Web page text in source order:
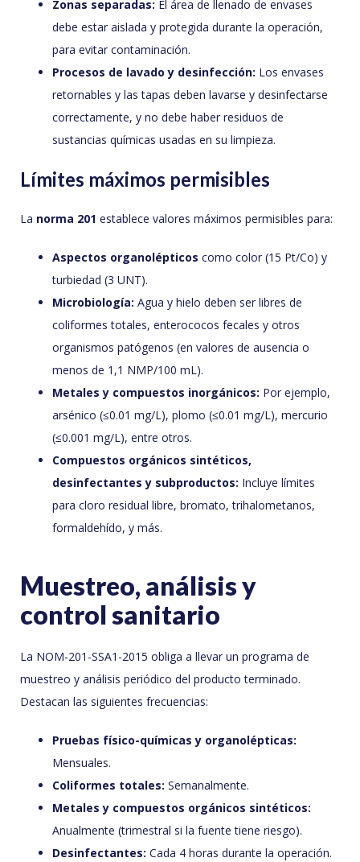
Zonas separadas: El área de llenado de envases
debe estar aislada y protegida durante la operación,
para evitar contaminación.
Procesos de lavado y desinfección: Los envases
retornables y las tapas deben lavarse y desinfectarse
correctamente, y no debe haber residuos de
sustancias químicas usadas en su limpieza.
Límites máximos permisibles
La norma 201 establece valores máximos permisibles para:
Aspectos organolépticos como color (15 Pt/Co) y
turbiedad (3 UNT).
Microbiología: Agua y hielo deben ser libres de
coliformes totales, enterococos fecales y otros
organismos patógenos (en valores de ausencia o
menos de 1,1 NMP/100 mL).
Metales y compuestos inorgánicos: Por ejemplo,
arsénico (≤0.01 mg/L), plomo (≤0.01 mg/L), mercurio
(≤0.001 mg/L), entre otros.
Compuestos orgánicos sintéticos,
desinfectantes y subproductos: Incluye límites
para cloro residual libre, bromato, trihalometanos,
formaldehído, y más.
Muestreo, análisis y
control sanitario
La NOM-201-SSA1-2015 obliga a llevar un programa de
muestreo y análisis periódico del producto terminado.
Destacan las siguientes frecuencias:
Pruebas físico-químicas y organolépticas:
Mensuales.
Coliformes totales: Semanalmente.
Metales y compuestos orgánicos sintéticos:
Anualmente (trimestral si la fuente tiene riesgo).
Desinfectantes: Cada 4 horas durante la operación.